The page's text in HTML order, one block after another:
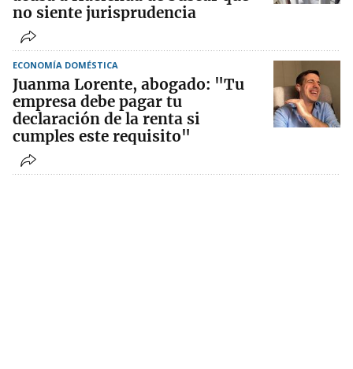
no siente jurisprudencia
ECONOMÍA DOMÉSTICA
Juanma Lorente, abogado: "Tu
empresa debe pagar tu
declaración de la renta si
cumples este requisito"